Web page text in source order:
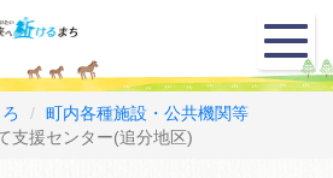
メ
ニ
ュ
町内各種施設・公共機関等
支援センター(追分地区)